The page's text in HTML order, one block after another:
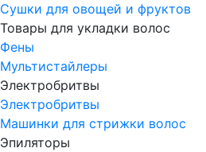
Сушки для овощей и фруктов
Товары для укладки волос
Фены
Мультистайлеры
Электробритвы
Электробритвы
Машинки для стрижки волос
Эпиляторы